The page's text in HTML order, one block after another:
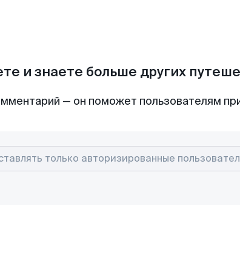
и знаете больше других
— он поможет пользователям